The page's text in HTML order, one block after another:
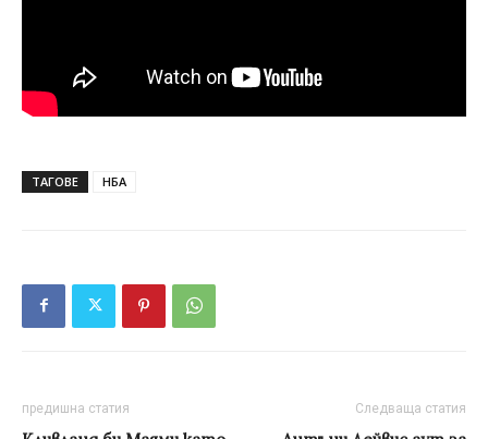
ТАГОВЕ НБА
предишна статия Следваща статия